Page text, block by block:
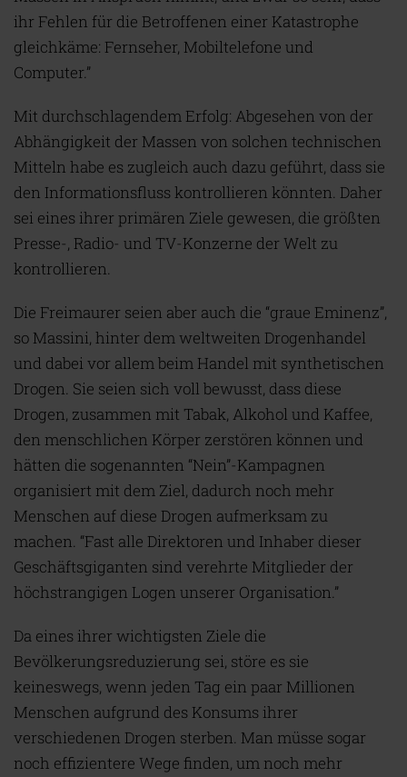
ihr Fehlen für die Betroffenen einer Katastrophe
gleichkäme: Fernseher, Mobiltelefone und
Computer.”
Mit durchschlagendem Erfolg: Abgesehen von der
Abhängigkeit der Massen von solchen technischen
Mitteln habe es zugleich auch dazu geführt, dass sie
den Informationsfluss kontrollieren könnten. Daher
sei eines ihrer primären Ziele gewesen, die größten
Presse-, Radio- und TV-Konzerne der Welt zu
kontrollieren.
Die Freimaurer seien aber auch die “graue Eminenz”,
so Massini, hinter dem weltweiten Drogenhandel
und dabei vor allem beim Handel mit synthetischen
Drogen. Sie seien sich voll bewusst, dass diese
Drogen, zusammen mit Tabak, Alkohol und Kaffee,
den menschlichen Körper zerstören können und
hätten die sogenannten “Nein”-Kampagnen
organisiert mit dem Ziel, dadurch noch mehr
Menschen auf diese Drogen aufmerksam zu
machen. “Fast alle Direktoren und Inhaber dieser
Geschäftsgiganten sind verehrte Mitglieder der
höchstrangigen Logen unserer Organisation.”
Da eines ihrer wichtigsten Ziele die
Bevölkerungsreduzierung sei, störe es sie
keineswegs, wenn jeden Tag ein paar Millionen
Menschen aufgrund des Konsums ihrer
verschiedenen Drogen sterben. Man müsse sogar
noch effizientere Wege finden, um noch mehr